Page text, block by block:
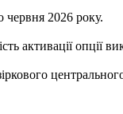
2026 року.
активації опції